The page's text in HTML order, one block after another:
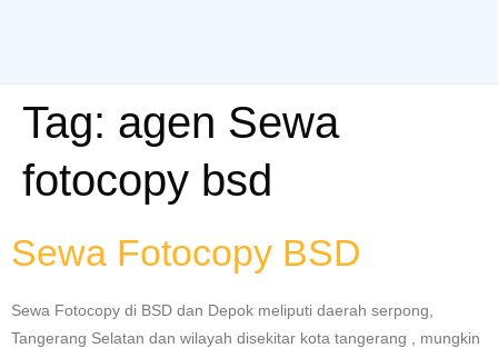
Tag: agen Sewa
fotocopy bsd
Sewa Fotocopy BSD
Sewa Fotocopy di BSD dan Depok meliputi daerah serpong,
Tangerang Selatan dan wilayah disekitar kota tangerang , mungkin